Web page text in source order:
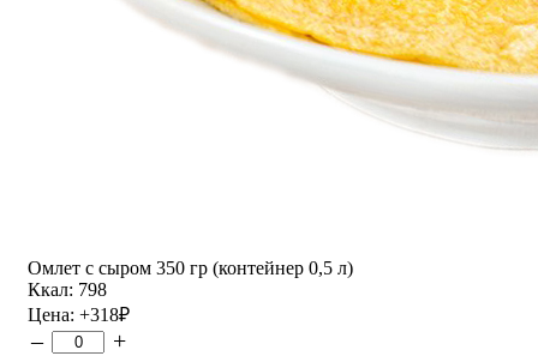
Омлет с сыром 350 гр (контейнер 0,5 л)
Ккал: 798
Цена: +318₽
– +